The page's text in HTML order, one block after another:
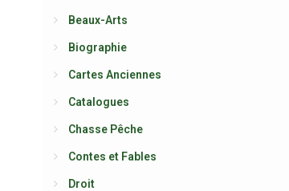
Beaux-Arts
Biographie
Cartes Anciennes
Catalogues
Chasse Pêche
Contes et Fables
Droit